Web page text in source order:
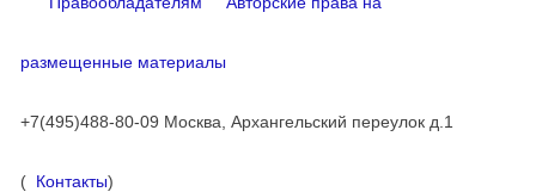
размещенные материалы
+7(495)488-80-09 Москва, Архангельский переулок д.1
( Контакты)